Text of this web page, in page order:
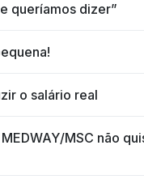
queríamos dizer”
o salário real
MSC não